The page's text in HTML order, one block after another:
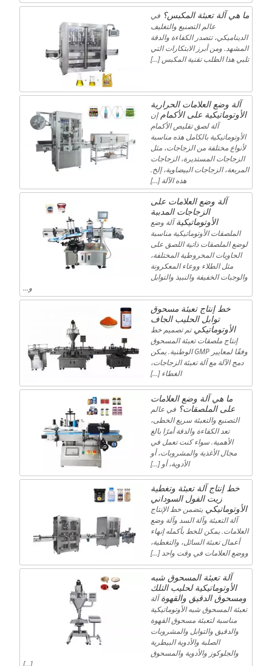
ما هي آلة تعبئة المكبس؟ في
عالم التصنيع والتغليف
الديناميكي، تتصدر الكفاءة والدقة
المشهد. ومن أبرز الابتكارات التي
تلبي هذا الطلب تقنية المكبس […]
آلة وضع العلامات الحرارية
الأوتوماتيكية على الأكمام إن
آلة لصق تقليص الأكمام
الأوتوماتيكية بالكامل هذه مناسبة
لأنواع مختلفة من الزجاجات، مثل
الزجاجات المستديرة، الزجاجات
المربعة، الزجاجات البيضاوية، إلخ.
هذه الآلة […]
آلة وضع العلامات على
الزجاجات المدببة
الأوتوماتيكية آلة وضع
الملصقات الأوتوماتيكية مناسبة
لوضع الملصقات ذاتية اللصق على
الحاويات المخروطية المختلفة،
مثل الطلاء ووعاء المعكرونة
والوجبات الخفيفة والنبيذ والتوابل
و...
خط إنتاج تعبئة مسحوق
توابل الحليب الجاف
الأوتوماتيكي تم تصميم خط
إنتاج ملصقات تعبئة المسحوق
وفقًا لمعايير GMP الوطنية. يمكن
دمج الآلة مع آلة تعبئة الزجاجات،
الغطاء […]
ما هي آلة وضع العلامات
على الملصقات؟ في عالم
التصنيع والتعبئة سريع الخطى،
تعد الكفاءة والدقة أمرًا بالغ
الأهمية. سواء كنت تعمل في
مجال الأغذية والمشروبات، أو
الأدوية، أو […]
خط إنتاج آلة تعبئة وتغطية
زيت الفول السوداني
الأوتوماتيكي يتضمن خط الإنتاج
آلة التعبئة وآلة السد وآلة وضع
العلامات. يمكن للخط بأكمله إنهاء
أعمال تعبئة السائل، والتغطية،
ووضع العلامات في وقت واحد […]
آلة تعبئة المسحوق شبه
الأوتوماتيكية لحليب التلك
ومسحوق الدقيق والقهوة آلة
تعبئة المسحوق شبه الأوتوماتيكية
مناسبة لتعبئة مسحوق القهوة
والدقيق والتوابل والمشروبات
الصلبة والأدوية البيطرية
والجلوكوز والأدوية والمسحوق